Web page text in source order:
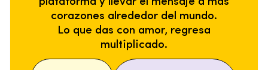
corazones alrededor del mundo.
Lo que das con amor, regresa
multiplicado.